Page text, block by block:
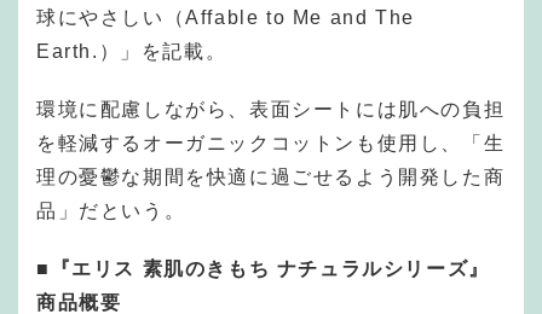
球にやさしい（Affable to Me and The
Earth.）」を記載。
環境に配慮しながら、表面シートには肌への負担
を軽減するオーガニックコットンも使用し、「生
理の憂鬱な期間を快適に過ごせるよう開発した商
品」だという。
■『エリス 素肌のきもち ナチュラルシリーズ』
商品概要